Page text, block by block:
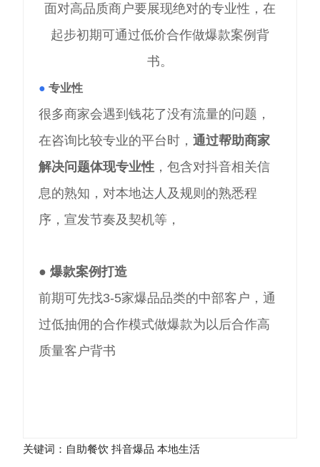
面对高品质商户要展现绝对的专业性，在
起步初期可通过低价合作做爆款案例背
书。
● 专业性
很多商家会遇到钱花了没有流量的问题，
在咨询比较专业的平台时， 通过帮助商家
解决问题体现专业性，包含对抖音相关信
息的熟知，对本地达人及规则的熟悉程
序，宣发节奏及契机等，
● 爆款案例打造
前期可先找3-5家爆品品类的中部客户，通
过低抽佣的合作模式做爆款为以后合作高
质量客户背书
关键词：自助餐饮 抖音爆品 本地生活